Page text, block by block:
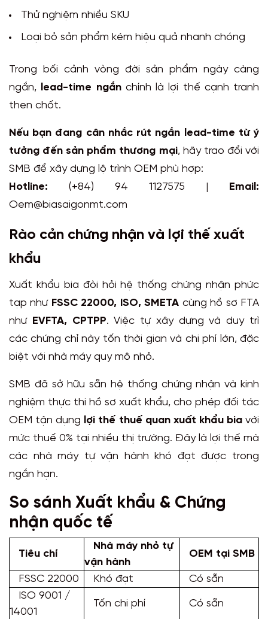
Thử nghiệm nhiều SKU
Loại bỏ sản phẩm kém hiệu quả nhanh chóng
Trong bối cảnh vòng đời sản phẩm ngày càng
ngắn, lead-time ngắnchính là lợi thế cạnh tranh
then chốt.
Nếu bạn đang cân nhắc rút ngắn lead-time từ ý
tưởng đến sản phẩm thương mại, hãy trao đổi với
SMB để xây dựng lộ trình OEM phù hợp:
Hotline: (+84) 94 1127575 | Email:
Oem@biasaigonmt.com
Rào cản chứng nhận và lợi thế xuất
khẩu
Xuất khẩu bia đòi hỏi hệ thống chứng nhận phức
tạp như FSSC 22000, ISO, SMETA cùng hồ sơ FTA
như EVFTA, CPTPP. Việc tự xây dựng và duy trì
các chứng chỉ này tốn thời gian và chi phí lớn, đặc
biệt với nhà máy quy mô nhỏ.
SMB đã sở hữu sẵn hệ thống chứng nhận và kinh
nghiệm thực thi hồ sơ xuất khẩu, cho phép đối tác
OEM tận dụng lợi thế thuế quan xuất khẩu biavới
mức thuế 0% tại nhiều thị trường. Đây là lợi thế mà
các nhà máy tự vận hành khó đạt được trong
ngắn hạn.
So sánh Xuất khẩu & Chứng
nhận quốc tế
Tiêu chí
Nhà máy nhỏ tự
vận hành
OEM tại SMB
FSSC 22000 Khó đạt
Có sẵn
ISO 9001 /
14001
Tốn chi phí Có sẵn